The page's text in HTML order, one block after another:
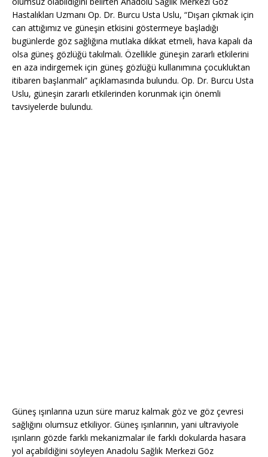
Hastalıkları Uzmanı Op. Dr. Burcu Usta Uslu, “Dışarı çıkmak için
can attığımız ve güneşin etkisini göstermeye başladığı
bugünlerde göz sağlığına mutlaka dikkat etmeli, hava kapalı da
olsa güneş gözlüğü takılmalı. Özellikle güneşin zararlı etkilerini
en aza indirgemek için güneş gözlüğü kullanımına çocukluktan
itibaren başlanmalı” açıklamasında bulundu. Op. Dr. Burcu Usta
Uslu, güneşin zararlı etkilerinden korunmak için önemli
tavsiyelerde bulundu.
Güneş ışınlarına uzun süre maruz kalmak göz ve göz çevresi
sağlığını olumsuz etkiliyor. Güneş ışınlarının, yani ultraviyole
ışınların gözde farklı mekanizmalar ile farklı dokularda hasara
yol açabildiğini söyleyen Anadolu Sağlık Merkezi Göz